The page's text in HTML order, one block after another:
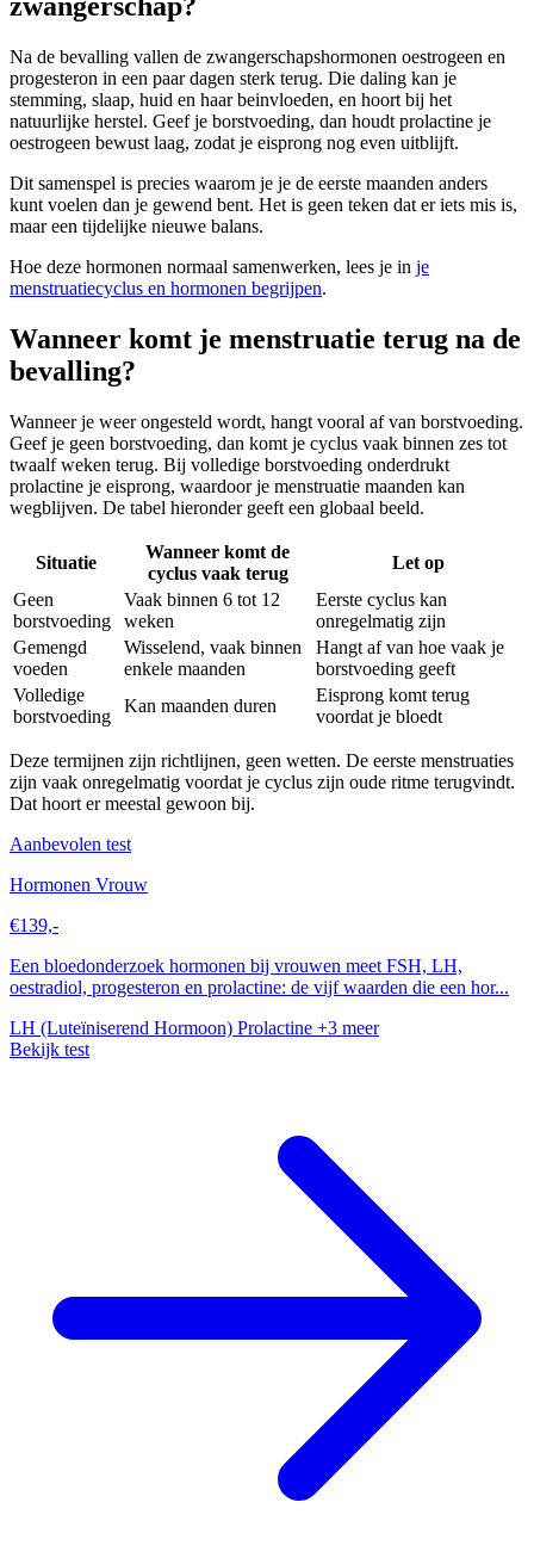
Na de bevalling vallen de zwangerschapshormonen oestrogeen en
progesteron in een paar dagen sterk terug. Die daling kan je
stemming, slaap, huid en haar beinvloeden, en hoort bij het
natuurlijke herstel. Geef je borstvoeding, dan houdt prolactine je
oestrogeen bewust laag, zodat je eisprong nog even uitblijft.
Dit samenspel is precies waarom je je de eerste maanden anders
kunt voelen dan je gewend bent. Het is geen teken dat er iets mis is,
maar een tijdelijke nieuwe balans.
Hoe deze hormonen normaal samenwerken, lees je in je
menstruatiecyclus en hormonen begrijpen.
Wanneer komt je menstruatie terug na de
bevalling?
Wanneer je weer ongesteld wordt, hangt vooral af van borstvoeding.
Geef je geen borstvoeding, dan komt je cyclus vaak binnen zes tot
twaalf weken terug. Bij volledige borstvoeding onderdrukt
prolactine je eisprong, waardoor je menstruatie maanden kan
wegblijven. De tabel hieronder geeft een globaal beeld.
Situatie
Wanneer komt de
cyclus vaak terug
Let op
Geen
borstvoeding
Vaak binnen 6 tot 12
weken
Eerste cyclus kan
onregelmatig zijn
Gemengd
voeden
Wisselend, vaak binnen
enkele maanden
Hangt af van hoe vaak je
borstvoeding geeft
Volledige
borstvoeding
Kan maanden duren
Eisprong komt terug
voordat je bloedt
Deze termijnen zijn richtlijnen, geen wetten. De eerste menstruaties
zijn vaak onregelmatig voordat je cyclus zijn oude ritme terugvindt.
Dat hoort er meestal gewoon bij.
Aanbevolen test
Hormonen Vrouw
€139,-
Een bloedonderzoek hormonen bij vrouwen meet FSH, LH,
oestradiol, progesteron en prolactine: de vijf waarden die een hor...
LH (Luteïniserend Hormoon) Prolactine +3 meer
Bekijk test